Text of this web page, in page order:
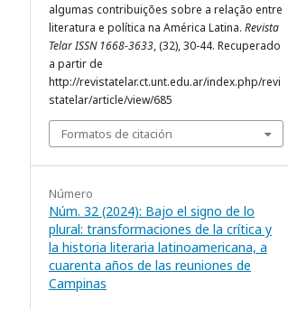
algumas contribuições sobre a relação entre
literatura e política na América Latina. Revista
Telar ISSN 1668-3633, (32), 30-44. Recuperado
a partir de
http://revistatelar.ct.unt.edu.ar/index.php/revi
statelar/article/view/685
Formatos de citación
Número
Núm. 32 (2024): Bajo el signo de lo
plural: transformaciones de la crítica y
la historia literaria latinoamericana, a
cuarenta años de las reuniones de
Campinas